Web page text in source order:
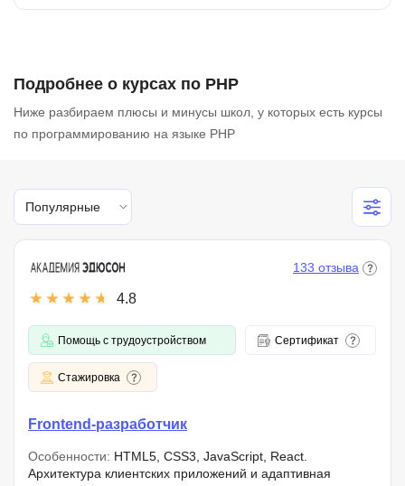
Подробнее о курсах по PHP
Ниже разбираем плюсы и минусы школ, у которых есть курсы
по программированию на языке PHP
Популярные
4.8
133 отзыва
Помощь с трудоустройством Сертификат
Стажировка
Frontend-разработчик
Особенности: HTML5, CSS3, JavaScript, React.
Архитектура клиентских приложений и адаптивная